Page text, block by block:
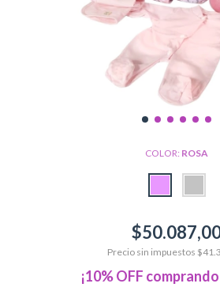
COLOR: ROSA
Precio sin impuestos
¡10% OFF